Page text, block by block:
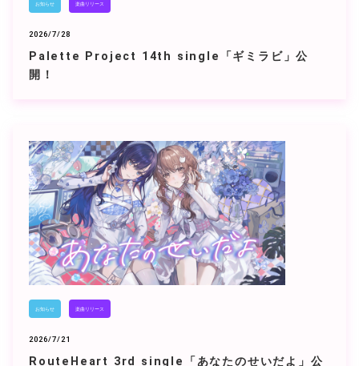
お知らせ 楽曲リリース
2026/7/28
Palette Project 14th single「ギミラビ」公
開！
お知らせ 楽曲リリース
2026/7/21
RouteHeart 3rd single「あなたのせいだよ」公